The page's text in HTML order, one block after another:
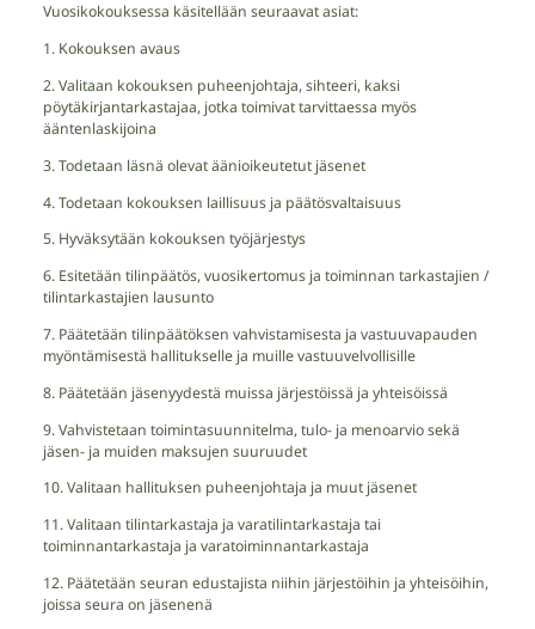
Vuosikokouksessa käsitellään seuraavat asiat:
1. Kokouksen avaus
2. Valitaan kokouksen puheenjohtaja, sihteeri, kaksi
pöytäkirjantarkastajaa, jotka toimivat tarvittaessa myös
ääntenlaskijoina
3. Todetaan läsnä olevat äänioikeutetut jäsenet
4. Todetaan kokouksen laillisuus ja päätösvaltaisuus
5. Hyväksytään kokouksen työjärjestys
6. Esitetään tilinpäätös, vuosikertomus ja toiminnan tarkastajien /
tilintarkastajien lausunto
7. Päätetään tilinpäätöksen vahvistamisesta ja vastuuvapauden
myöntämisestä hallitukselle ja muille vastuuvelvollisille
8. Päätetään jäsenyydestä muissa järjestöissä ja yhteisöissä
9. Vahvistetaan toimintasuunnitelma, tulo- ja menoarvio sekä
jäsen- ja muiden maksujen suuruudet
10. Valitaan hallituksen puheenjohtaja ja muut jäsenet
11. Valitaan tilintarkastaja ja varatilintarkastaja tai
toiminnantarkastaja ja varatoiminnantarkastaja
12. Päätetään seuran edustajista niihin järjestöihin ja yhteisöihin,
joissa seura on jäsenenä